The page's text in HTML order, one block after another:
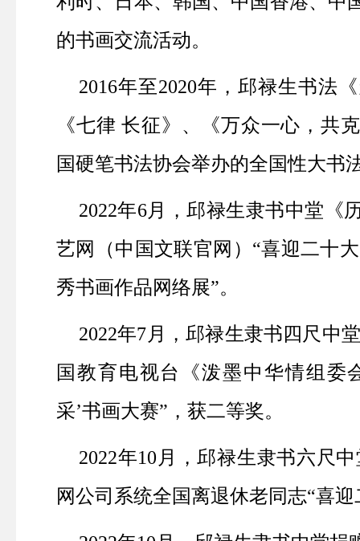
的书画交流活动。
2016年至2020年，邱禄生书法
《七律 长征》、《万众一心，共
国硬笔书法协会举办的全国性大书
2022年6月，邱禄生隶书中堂《
艺网（中国文联官网）“喜迎二十
秀书画作品网络展”。
2022年7 月，邱禄生隶书四尺中
国教育电视台《泼墨中华情组委
采’书画大赛”，获二等奖。
2022年10 月，邱禄生隶书六尺
网公司系统全国离退休老同志“喜